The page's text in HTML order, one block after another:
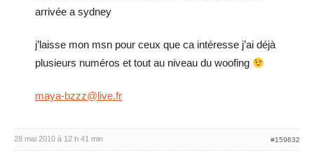
arrivée a sydney
j’laisse mon msn pour ceux que ca intéresse j’ai déjà
plusieurs numéros et tout au niveau du woofing
maya-bzzz@live.fr
28 mai 2010 à 12 h 41 min #159632